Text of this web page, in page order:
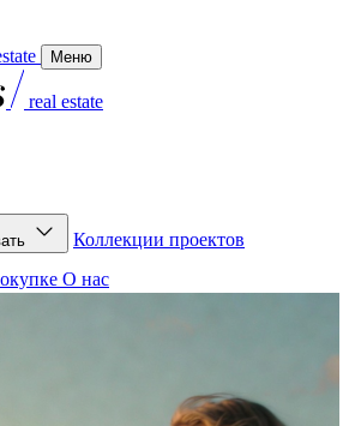
Меню
real estate
Коллекции проектов
О нас